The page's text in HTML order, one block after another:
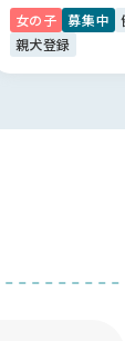
女の子 募集中
親犬登録